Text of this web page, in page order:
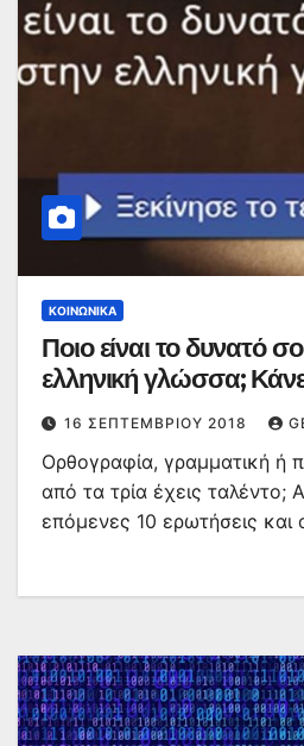
ΚΟΙΝΩΝΙΚΆ
Ποιο είναι το δυνατό
ελληνική γλώσσα;
16 ΣΕΠΤΕΜΒΡΊΟΥ 2018
Ορθογραφία, γραμματική ή
από τα τρία έχεις ταλέντο;
επόμενες 10 ερωτήσεις